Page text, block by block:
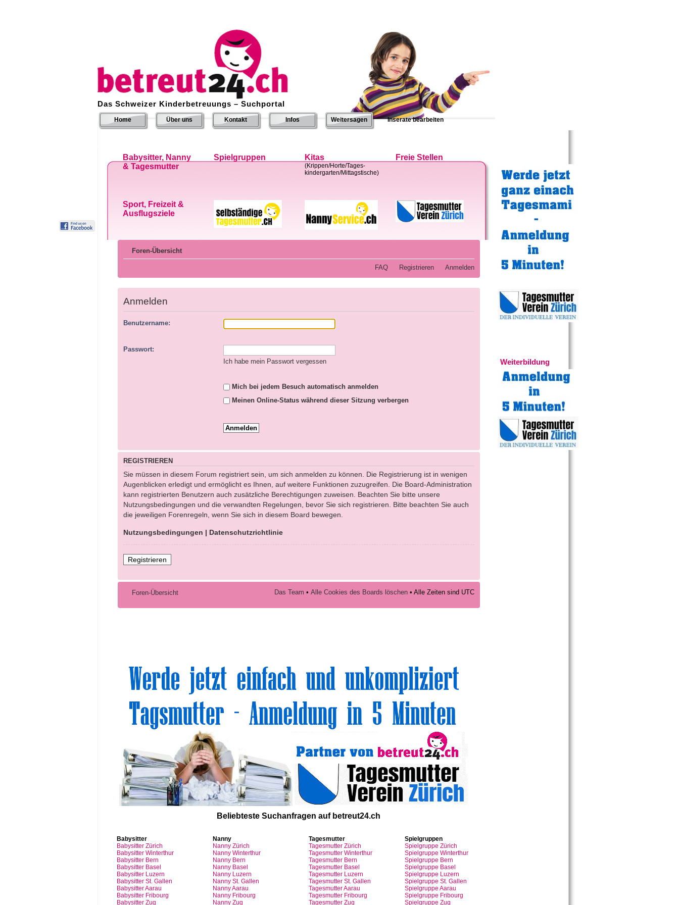
Das Schweizer Kinderbetreuungs – Suchportal
Home Über uns Kontakt Infos Weitersagen Inserate bearbeiten
Babysitter, Nanny
& Tagesmutter
Spielgruppen Kitas
(Krippen/Horte/Tages-
kindergarten/Mittagstische)
Freie Stellen
Sport, Freizeit &
Ausflugsziele
Foren-Übersicht
FAQ Registrieren Anmelden
Anmelden
Benutzername:
Passwort:
Ich habe mein Passwort vergessen
Mich bei jedem Besuch automatisch anmelden
Meinen Online-Status während dieser Sitzung verbergen
REGISTRIEREN
Sie müssen in diesem Forum registriert sein, um sich anmelden zu können. Die Registrierung ist in wenigen
Augenblicken erledigt und ermöglicht es Ihnen, auf weitere Funktionen zuzugreifen. Die Board-Administration
kann registrierten Benutzern auch zusätzliche Berechtigungen zuweisen. Beachten Sie bitte unsere
Nutzungsbedingungen und die verwandten Regelungen, bevor Sie sich registrieren. Bitte beachten Sie auch
die jeweiligen Forenregeln, wenn Sie sich in diesem Board bewegen.
Nutzungsbedingungen | Datenschutzrichtlinie
Registrieren
Foren-Übersicht Das Team • Alle Cookies des Boards löschen• Alle Zeiten sind UTC
Beliebteste Suchanfragen aufbetreut24.ch
Babysitter
Babysitter Zürich
Babysitter Winterthur
Babysitter Bern
Babysitter Basel
Babysitter Luzern
Babysitter St. Gallen
BabysitterAarau
Babysitter Fribourg
Babysitter Zug
Nanny
Nanny Zürich
Nanny Winterthur
Nanny Bern
Nanny Basel
Nanny Luzern
Nanny St. Gallen
NannyAarau
Nanny Fribourg
Nanny Zug
Tagesmutter
Tagesmutter Zürich
TagesmutterWinterthur
TagesmutterBern
TagesmutterBasel
Tagesmutter Luzern
TagesmutterSt. Gallen
TagesmutterAarau
Tagesmutter Fribourg
Tagesmutter Zug
Spielgruppen
Spielgruppe Zürich
Spielgruppe Winterthur
Spielgruppe Bern
Spielgruppe Basel
Spielgruppe Luzern
Spielgruppe St. Gallen
Spielgruppe Aarau
Spielgruppe Fribourg
Spielgruppe Zug
Weiterbildung